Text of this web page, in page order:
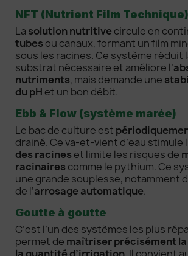
NFT (Nutrient Film Technique)
La solution nutritive circule en
tubes ou canaux, formant un film
sous les racines. Ce système réduit
substrat nécessaire et améliore l’
nutriments, mais demande une
du pH et un bon débit.
Ebb & Flow (système marée)
Le bac de culture est
drainé. Ce va-et-vient d’eau stimule
des racines et limite les risques de
racinaires comme le pythium. Ce
une grande souplesse, notamment
de l’arrosage automatique.
Goutte à goutte
C’est l’un des systèmes les plus
permet de maîtriser précisément
la quantité d’irrigation . Il convient